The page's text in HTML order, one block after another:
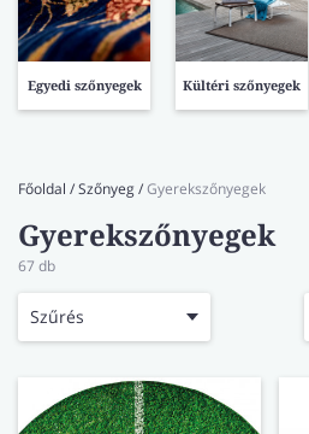
VÍZÁLLÓ
LAMINÁLT
AJÁNDÉK
Egyedi szőnyegek Kültéri szőnyegek
Főoldal /Szőnyeg/Gyerekszőnyegek
Gyerekszőnyegek
67 db
Szűrés